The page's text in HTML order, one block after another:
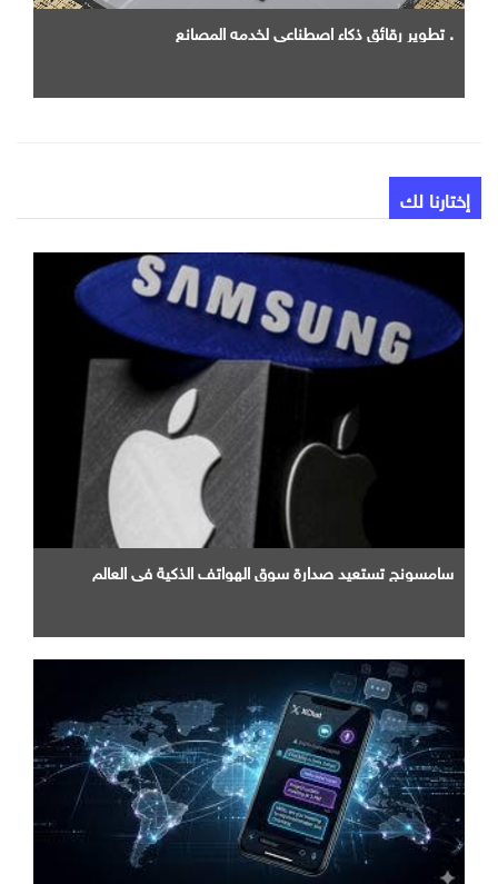
. تطوير رقائق ذكاء اصطناعي لخدمه المصانع
إختارنا لك
سامسونج تستعيد صدارة سوق الهواتف الذكية في العالم